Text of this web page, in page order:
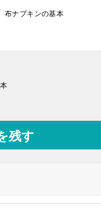
布ナプキンの基本
残す